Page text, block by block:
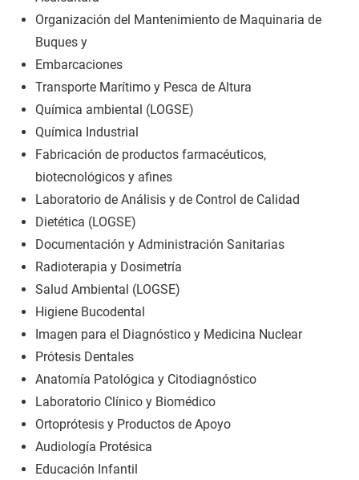
Organización del Mantenimiento de Maquinaria de
Buques y
Embarcaciones
Transporte Marítimo y Pesca de Altura
Química ambiental (LOGSE)
Química Industrial
Fabricación de productos farmacéuticos,
biotecnológicos y afines
Laboratorio de Análisis y de Control de Calidad
Dietética (LOGSE)
Documentación y Administración Sanitarias
Radioterapia y Dosimetría
Salud Ambiental (LOGSE)
Higiene Bucodental
Imagen para el Diagnóstico y Medicina Nuclear
Prótesis Dentales
Anatomía Patológica y Citodiagnóstico
Laboratorio Clínico y Biomédico
Ortoprótesis y Productos de Apoyo
Audiología Protésica
Educación Infantil